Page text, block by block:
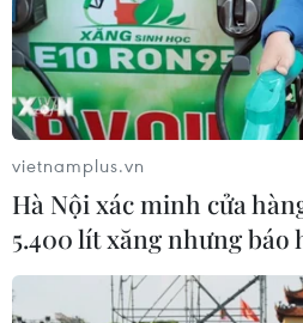
vietnamplus.vn
Hà Nội xác minh cửa
5.400 lít xăng nhưng báo